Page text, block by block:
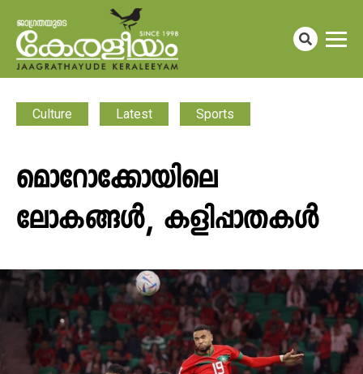
Culture Latest Sports
മൊറോക്കോയിലെ
ലോകങ്ങൾ, കളിപ്പാതകൾ